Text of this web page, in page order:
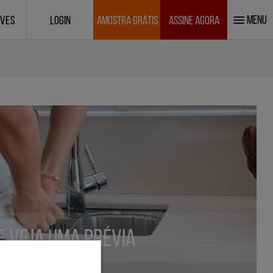
LOGIN AMOSTRA GRÁTIS ASSINE AGORA MENU
veja uma prévia